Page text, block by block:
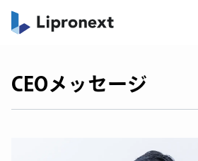
CEOメッセージ